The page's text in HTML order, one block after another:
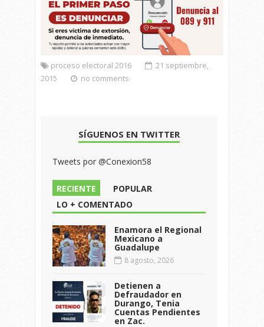
proceso electoral 2016
21 septiembre,
2015
no comments
SÍGUENOS EN TWITTER
Tweets por @Conexion58
RECIENTE
POPULAR
LO + COMENTADO
Enamora el Regional
Mexicano a
Guadalupe
8 agosto, 2026
Detienen a
Defraudador en
Durango, Tenia
Cuentas Pendientes
en Zac.